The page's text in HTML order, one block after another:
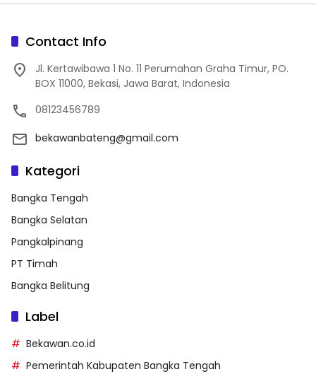
Contact Info
Jl. Kertawibawa 1 No. 11 Perumahan Graha Timur, PO.
BOX 11000, Bekasi, Jawa Barat, Indonesia
08123456789
bekawanbateng@gmail.com
Kategori
Bangka Tengah
Bangka Selatan
Pangkalpinang
PT Timah
Bangka Belitung
Label
Bekawan.co.id
Pemerintah Kabupaten Bangka Tengah